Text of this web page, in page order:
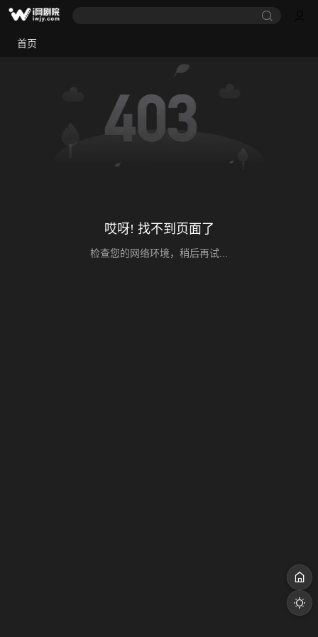
首页
哎呀! 找不到页面了
检查您的网络环境，稍后再试...